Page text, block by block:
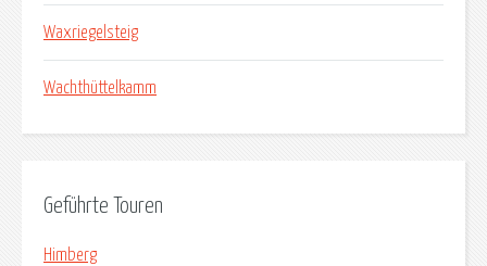
Waxriegelsteig
Wachthüttelkamm
Geführte Touren
Himberg